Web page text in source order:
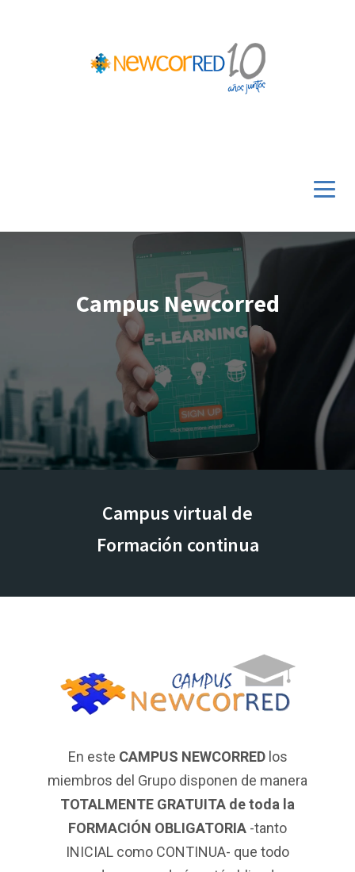
Campus Newcorred
Campus virtual de
Formación continua
En este CAMPUS NEWCORREDlos
miembros del Grupo disponen de manera
TOTALMENTE GRATUITA de toda la
FORMACIÓN OBLIGATORIA -tanto
INICIAL como CONTINUA- que todo